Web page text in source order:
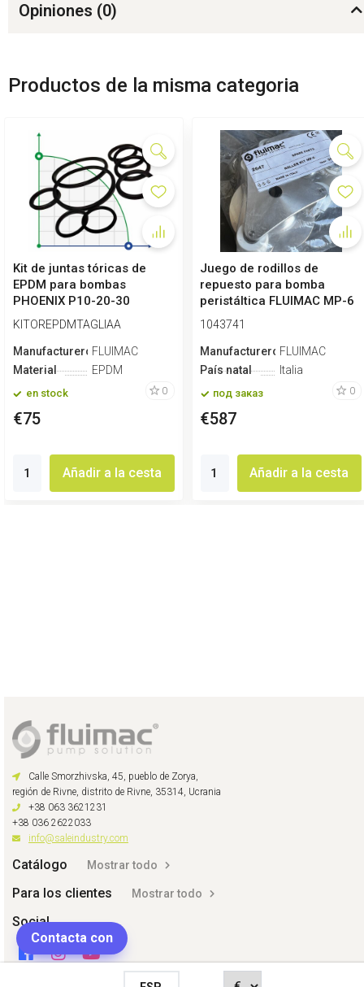
Opiniones (0)
Productos de la misma categoria
Kit de juntas tóricas de
EPDM para bombas
PHOENIX P10-20-30
KITOREPDMTAGLIAA
Manufacturero FLUIMAC
Material
EPDM
en stock 0
€75
Añadir a la cesta
Juego de rodillos de
repuesto para bomba
peristáltica FLUIMAC MP-6
Tube d. 12...
1043741
Manufacturero FLUIMAC
País natal
Italia
под заказ 0
€587
Añadir a la cesta
Calle Smorzhivska, 45, pueblo de Zorya,
región de Rivne, distrito de Rivne, 35314, Ucrania
+38 063 3621231
+38 036 2622033
info@saleindustry.com
Catálogo Mostrar todo
Para los clientes Mostrar todo
Social
Contacta con